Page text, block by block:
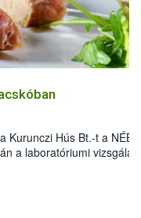
Kurunczi Hús Bt.-t a
a laboratóriumi
kacsamájat
baromfiágazat védelme
elmúlt időszakban a